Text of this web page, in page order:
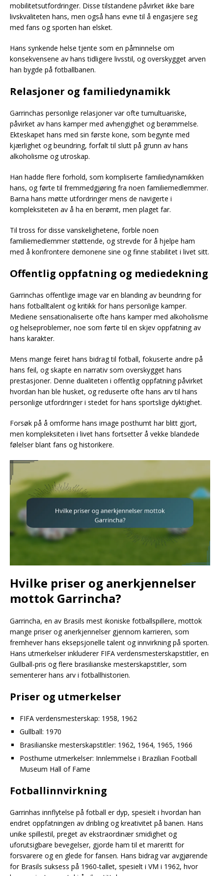
mobilitetsutfordringer. Disse tilstandene påvirket ikke bare
livskvaliteten hans, men også hans evne til å engasjere seg
med fans og sporten han elsket.
Hans synkende helse tjente som en påminnelse om
konsekvensene av hans tidligere livsstil, og overskygget arven
han bygde på fotballbanen.
Relasjoner og familiedynamikk
Garrinchas personlige relasjoner var ofte tumultuariske,
påvirket av hans kamper med avhengighet og berømmelse.
Ekteskapet hans med sin første kone, som begynte med
kjærlighet og beundring, forfalt til slutt på grunn av hans
alkoholisme og utroskap.
Han hadde flere forhold, som kompliserte familiedynamikken
hans, og førte til fremmedgjøring fra noen familiemedlemmer.
Barna hans møtte utfordringer mens de navigerte i
kompleksiteten av å ha en berømt, men plaget far.
Til tross for disse vanskelighetene, forble noen
familiemedlemmer støttende, og strevde for å hjelpe ham
med å konfrontere demonene sine og finne stabilitet i livet sitt.
Offentlig oppfatning og mediedekning
Garrinchas offentlige image var en blanding av beundring for
hans fotballtalent og kritikk for hans personlige kamper.
Mediene sensationaliserte ofte hans kamper med alkoholisme
og helseproblemer, noe som førte til en skjev oppfatning av
hans karakter.
Mens mange feiret hans bidrag til fotball, fokuserte andre på
hans feil, og skapte en narrativ som overskygget hans
prestasjoner. Denne dualiteten i offentlig oppfatning påvirket
hvordan han ble husket, og reduserte ofte hans arv til hans
personlige utfordringer i stedet for hans sportslige dyktighet.
Forsøk på å omforme hans image posthumt har blitt gjort,
men kompleksiteten i livet hans fortsetter å vekke blandede
følelser blant fans og historikere.
Hvilke priser og anerkjennelser
mottok Garrincha?
Garrincha, en av Brasils mest ikoniske fotballspillere, mottok
mange priser og anerkjennelser gjennom karrieren, som
fremhever hans eksepsjonelle talent og innvirkning på sporten.
Hans utmerkelser inkluderer FIFA verdensmesterskapstitler, en
Gullball-pris og flere brasilianske mesterskapstitler, som
sementerer hans arv i fotballhistorien.
Priser og utmerkelser
FIFA verdensmesterskap: 1958, 1962
Gullball: 1970
Brasilianske mesterskapstitler: 1962, 1964, 1965, 1966
Posthume utmerkelser: Innlemmelse i Brazilian Football
Museum Hall of Fame
Fotballinnvirkning
Garrinhas innflytelse på fotball er dyp, spesielt i hvordan han
endret oppfatningen av dribling og kreativitet på banen. Hans
unike spillestil, preget av ekstraordinær smidighet og
uforutsigbare bevegelser, gjorde ham til et mareritt for
forsvarere og en glede for fansen. Hans bidrag var avgjørende
for Brasils suksess på 1960-tallet, spesielt i VM i 1962, hvor